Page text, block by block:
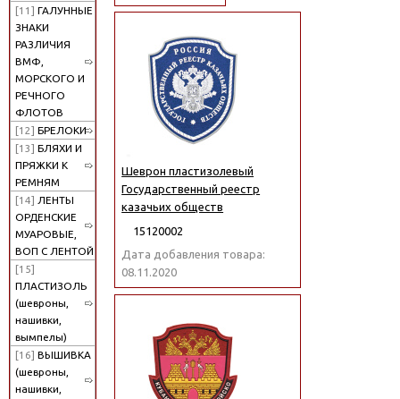
[11] ГАЛУННЫЕ
ЗНАКИ
РАЗЛИЧИЯ
ВМФ,
МОРСКОГО И
РЕЧНОГО
ФЛОТОВ
[12] БРЕЛОКИ
[13] БЛЯХИ И
ПРЯЖКИ К
РЕМНЯМ
[14] ЛЕНТЫ
ОРДЕНСКИЕ
МУАРОВЫЕ,
ВОП С ЛЕНТОЙ
[15]
ПЛАСТИЗОЛЬ
(шевроны,
нашивки,
вымпелы)
[16] ВЫШИВКА
(шевроны,
нашивки,
Шеврон пластизолевый
Государственный реестр
казачьих обществ
15120002
Дата добавления товара:
08.11.2020